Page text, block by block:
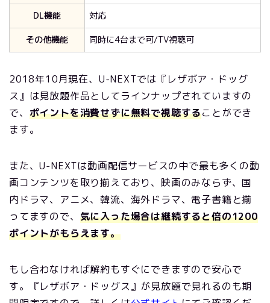
DL機能
対応
その他機能
同時に4台まで可/TV視聴可
2018年10月現在、U-NEXTでは『レザボア・ドッグ
ス』は見放題作品としてラインナップされていますの
で、 ポイントを消費せずに無料で視聴することができ
ます。
また、U-NEXTは動画配信サービスの中で最も多くの動
画コンテンツを取り揃えており、映画のみならず、国
内ドラマ、アニメ、韓流、海外ドラマ、電子書籍と揃
ってますので、 気に入った場合は継続すると倍の1200
ポイントがもらえます。
もし合わなければ解約もすぐにできますので安心で
す。『レザボア・ドッグス』が見放題で見れるのも期